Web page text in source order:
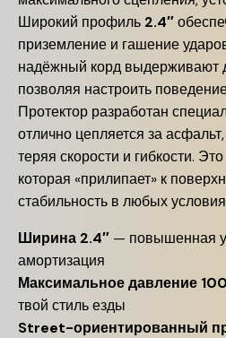
Широкий профиль 2.4″
приземление и гашение
надёжный корд выдерживают
позволяя настроить
Протектор разработан
отлично цепляется за
теряя скорости и гибкости.
которая «прилипает» к
стабильность в любых
Ширина 2.4″ — повышенная
амортизация
Максимальное давление
твой стиль езды
Street-ориентированный